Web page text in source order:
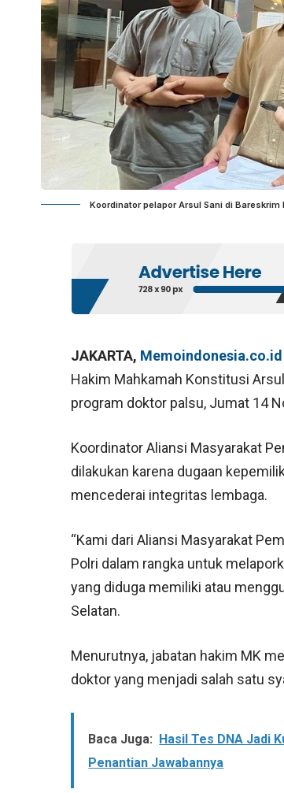
Koordinator pelapor Arsul Sani di Bareskrim
JAKARTA, Memoindonesia.co.id
Hakim Mahkamah Konstitusi
program doktor palsu, Jumat 14
Koordinator Aliansi Masyarakat
dilakukan karena dugaan
mencederai integritas lembaga.
“Kami dari Aliansi Masyarakat
Polri dalam rangka untuk
yang diduga memiliki atau
Selatan.
Menurutnya, jabatan hakim MK
doktor yang menjadi salah satu
Baca Juga:
Hasil Tes DNA Jadi
Penantian Jawabannya